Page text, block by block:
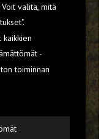
valita, mitä
kaikkien
-
toiminnan